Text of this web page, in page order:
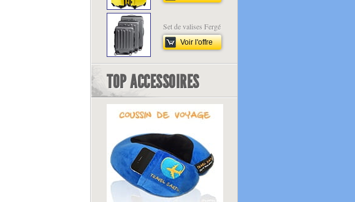
Set de valises Fergé
Voir l'offre
TOP ACCESSOIRES